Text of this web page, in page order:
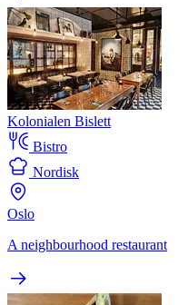
Kolonialen Bislett
Bistro
Nordisk
Oslo
A neighbourhood restaurant